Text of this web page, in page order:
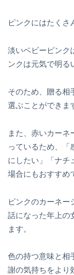
ピンクにはたくさ
淡いベビーピンク
ンクは元気で明る
そのため、贈る相
選ぶことができま
また、赤いカーネ
っているため、「
にしたい」「ナチ
場合にもおすすめ
ピンクのカーネー
話になった年上の
ます。
色の持つ意味と相
謝の気持ちをより